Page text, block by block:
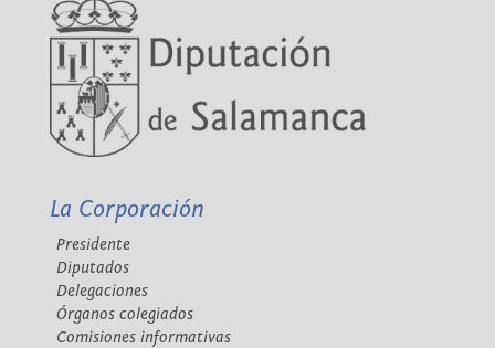
La Corporación
Presidente
Diputados
Delegaciones
Órganos colegiados
Comisiones informativas